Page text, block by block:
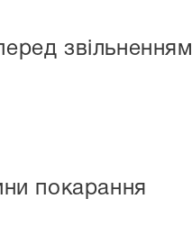
звільненням
покарання